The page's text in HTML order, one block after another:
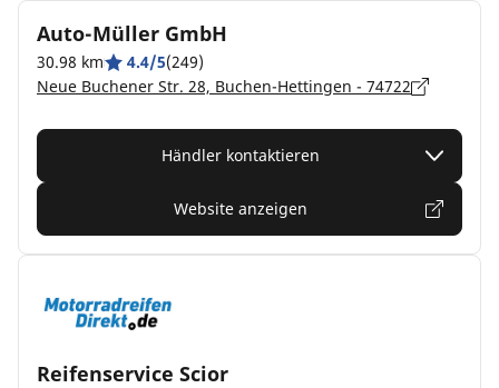
Auto-Müller GmbH
30.98 km 4.4/5(249)
Neue Buchener Str. 28, Buchen-Hettingen - 74722
Händler kontaktieren
Website anzeigen
Reifenservice Scior